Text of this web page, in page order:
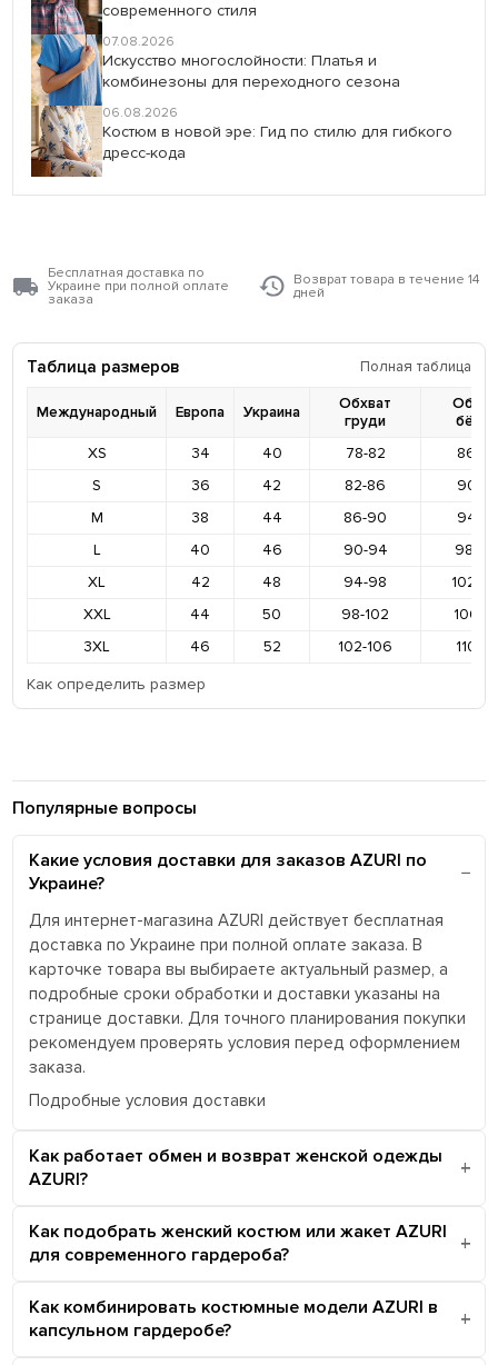
современного стиля
07.08.2026
Искусство многослойности: Платья и
комбинезоны для переходного сезона
06.08.2026
Костюм в новой эре: Гид по стилю для гибкого
дресс-кода
Бесплатная доставка по
Украине при полной оплате
заказа
Возврат товара в течение 14
дней
Таблица размеров Полная таблица
Международный Европа Украина
Обхват
груди
XS
34 40 78-82
86-
S
36 42 82-86
90-
M
38 44 86-90
94-
L
40 46 90-94
98-
XL
42 48 94-98
102-
XXL
44 50 98-102
106-
3XL
46 52 102-106
110-
Как определить размер
Популярные вопросы
Какие условия доставки для заказов AZURI по
Украине?
Для интернет-магазина AZURI действует бесплатная
доставка по Украине при полной оплате заказа. В
карточке товара вы выбираете актуальный размер, а
подробные сроки обработки и доставки указаны на
странице доставки. Для точного планирования покупки
рекомендуем проверять условия перед оформлением
заказа.
Подробные условия доставки
Как работает обмен и возврат женской одежды
AZURI?
Как подобрать женский костюм или жакет AZURI
для современного гардероба?
Как комбинировать костюмные модели AZURI в
капсульном гардеробе?